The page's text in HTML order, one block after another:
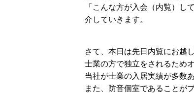
「こんな方が入会（内覧）し
介していきます。
さて、本日は先日内覧にお越
士業の方で独立をされるため
当社が士業の入居実績が多数
また、防音個室であることが